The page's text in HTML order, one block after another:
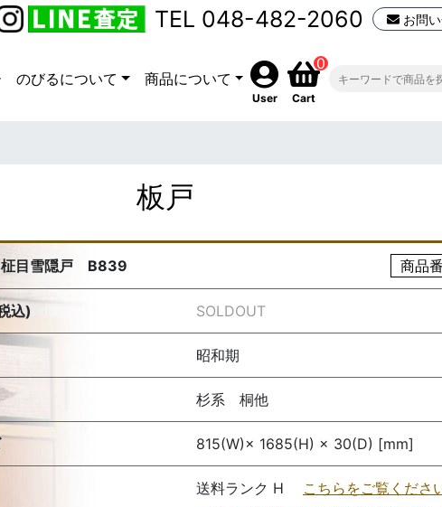
TEL 048-482-2060 お問
のびるについて 商品について
User
0
Cart
板戸
柾目雪隠戸 B839 商品
込) SOLDOUT
昭和期
杉系 桐他
815(W)× 1685(H) × 30(D) [mm]
送料ランク H こちらをご覧くださ